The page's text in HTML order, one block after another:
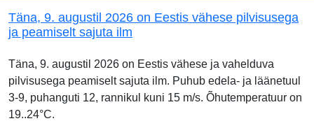
Täna, 9. augustil 2026 on Eestis vähese pilvisusega
ja peamiselt sajuta ilm
Täna, 9. augustil 2026 on Eestis vähese ja vahelduva
pilvisusega peamiselt sajuta ilm. Puhub edela- ja läänetuul
3-9, puhanguti 12, rannikul kuni 15 m/s. Õhutemperatuur on
19..24°C.